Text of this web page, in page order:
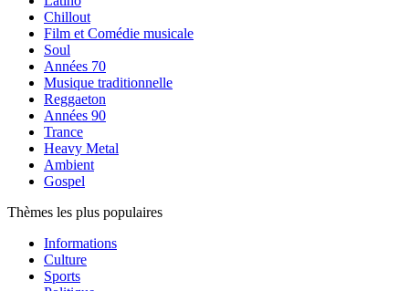
Chillout
Film et Comédie musicale
Soul
Années 70
Musique traditionnelle
Reggaeton
Années 90
Trance
Heavy Metal
Ambient
Gospel
Thèmes les plus populaires
Informations
Culture
Sports